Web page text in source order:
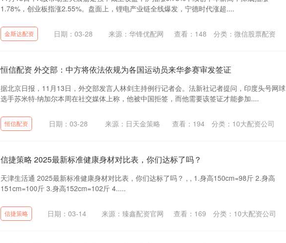
1.78%，创业板指涨2.55%。盘面上，锂电产业链全线爆发，宁德时代涨超....
金斯达配资 日期：03-28 来源：华锋优配网 查看： 148 分类：微信股票配资
恒信配资 外交部：中方将依法依规为各国运动员来华参赛审发签证
据北京日报，11月13日，外交部发言人林剑主持例行记者会。法新社记者提问，印度头号网球
选手苏米特‧纳加尔本周在社交媒体上称，他被中国拒签，而他需要该签证才能参加....
恒信配资 日期：03-28 来源：日天金策略 查看： 194 分类： 10大配资公司
信捷策略 2025最新标准健康身材对比表，你们达标了吗？
天津生活通 2025最新标准健康身材对比表，你们达标了吗？ , , 1.身高150cm=98斤 2.身高
151cm=100斤 3.身高152cm=102斤 4.....
信捷策略 日期：03-14 来源：臻鑫配资官网 查看： 169 分类： 10大配资公司